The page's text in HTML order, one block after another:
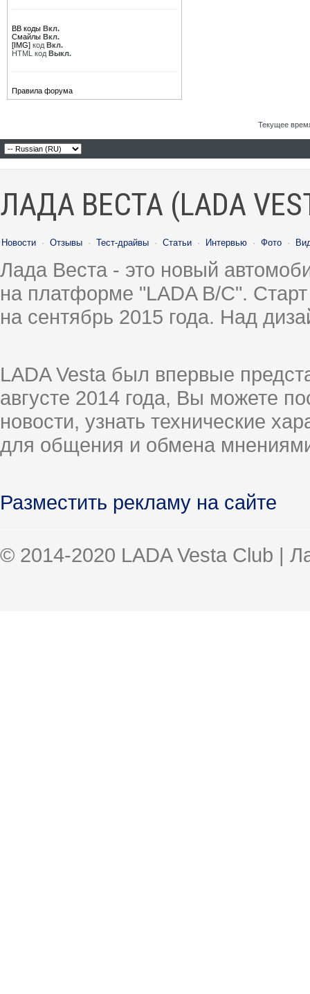
BB коды Вкл.
Смайлы Вкл.
[IMG] код Вкл.
HTML код Выкл.
Правила форума
Текущее
ЛАДА ВЕСТА (LADA
Новости · Отзывы · Тест-драйвы · Статьи · Интервью · Фото ·
Лада Веста - это новый
на платформе "LADA B/C".
на сентябрь 2015 года. Над
LADA Vesta был впервые
августе 2014 года, Вы можете
новости, узнать технические
для общения и обмена
Разместить рекламу на сайте
© 2014-2020 LADA Vesta Club |